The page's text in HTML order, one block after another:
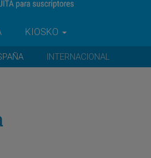
KIOSKO
INTERNACIONAL